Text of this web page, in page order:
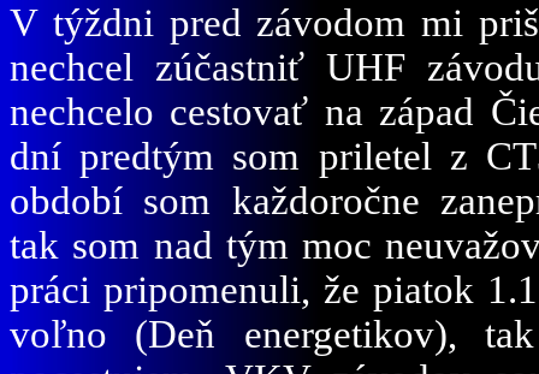
V týždni pred závodom mi
nechcel zúčastniť UHF
nechcelo cestovať na západ
dní predtým som priletel z
období som každoročne
tak som nad tým moc
práci pripomenuli, že piatok
voľno (Deň energetikov),